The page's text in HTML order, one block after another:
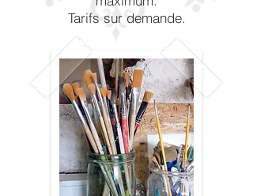
Tarifs sur demande.